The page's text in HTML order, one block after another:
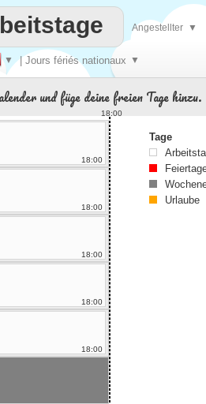
▼ | Jours fériés nationaux ▼
Angestellter ▼
und füge deine freien Tage hinzu.
18:00
18:00
18:00
18:00
18:00
18:00
Tage
Urlaube